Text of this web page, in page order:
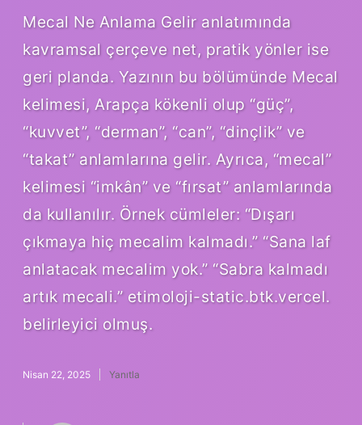
Mecal Ne Anlama Gelir anlatımında
kavramsal çerçeve net, pratik yönler ise
geri planda. Yazının bu bölümünde Mecal
kelimesi, Arapça kökenli olup “güç”,
“kuvvet”, “derman”, “can”, “dinçlik” ve
“takat” anlamlarına gelir. Ayrıca, “mecal”
kelimesi “imkân” ve “fırsat” anlamlarında
da kullanılır. Örnek cümleler: “Dışarı
çıkmaya hiç mecalim kalmadı.” “Sana laf
anlatacak mecalim yok.” “Sabra kalmadı
artık mecali.” etimoloji-static.btk.vercel.
belirleyici olmuş.
Nisan 22, 2025 Yanıtla